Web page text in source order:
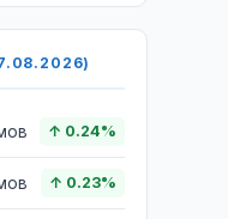
↑ 0.24%
↑ 0.23%